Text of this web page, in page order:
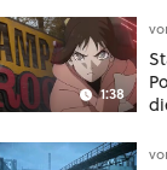
1:38